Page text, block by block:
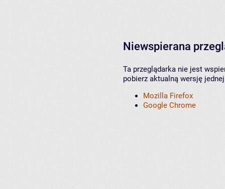
Niewspierana
Ta przeglądarka nie jest
pobierz aktualną wersję
Mozilla Firefox
Google Chrome